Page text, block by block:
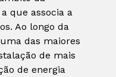
que associa a
Ao longo da
das maiores
de mais
de energia